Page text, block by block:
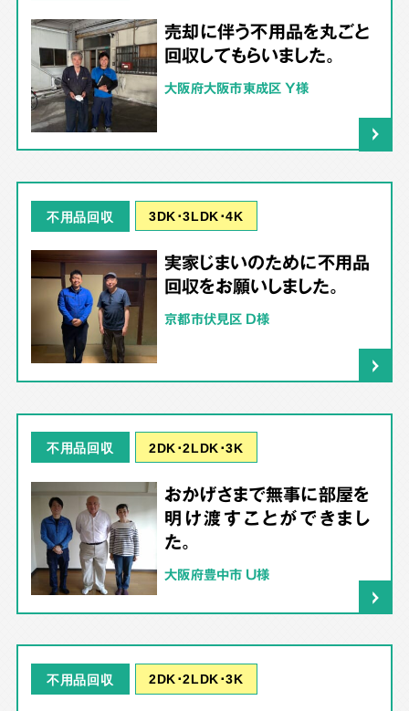
売却に伴う不用品を丸ごと
回収してもらいました。
大阪府大阪市東成区 Y様
不用品回収 3DK･3LDK･4K
実家じまいのために不用品
回収をお願いしました。
京都市伏見区 D様
不用品回収 2DK･2LDK･3K
おかげさまで無事に部屋を
明け渡すことができまし
た。
大阪府豊中市 U様
不用品回収 2DK･2LDK･3K